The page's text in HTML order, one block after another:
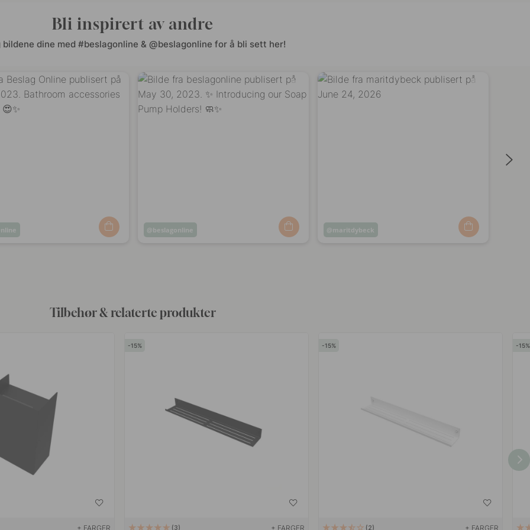
Bli inspirert av andre
bildene dine med #beslagonline & @beslagonline for å bli sett her!
Innlegg
beslagonline
Innlegg
maritdybeck
Tilbehør & relaterte produkter
+ FARGER
15
3 + FARGER
15
2 + FARGER
15